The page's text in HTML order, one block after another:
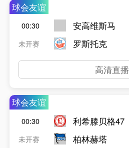
球会友谊
00:30
未开赛
安高维斯马
罗斯托克
高清直播
球会友谊
00:30
未开赛
利希滕贝格47
柏林赫塔